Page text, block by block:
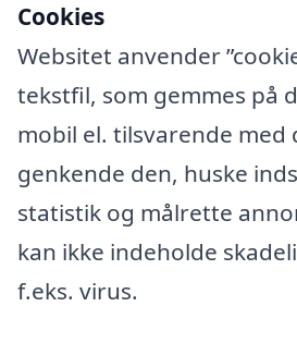
Cookies
Websitet anvender
tekstfil, som gemmes på
mobil el. tilsvarende med
genkende den, huske
statistik og målrette
kan ikke indeholde
f.eks. virus.